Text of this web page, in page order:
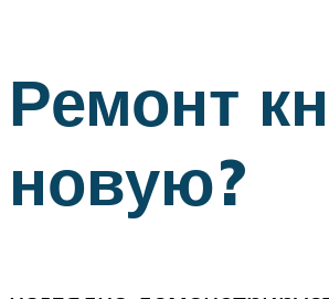
Ремонт
новую?